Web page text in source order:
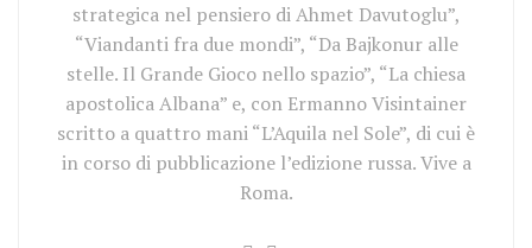
strategica nel pensiero di Ahmet Davutoglu”,
“Viandanti fra due mondi”, “Da Bajkonur alle
stelle. Il Grande Gioco nello spazio”, “La chiesa
apostolica Albana” e, con Ermanno Visintainer
scritto a quattro mani “L’Aquila nel Sole”, di cui è
in corso di pubblicazione l’edizione russa. Vive a
Roma.